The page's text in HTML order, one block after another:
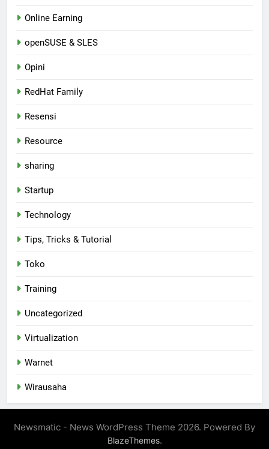
Online Earning
openSUSE & SLES
Opini
RedHat Family
Resensi
Resource
sharing
Startup
Technology
Tips, Tricks & Tutorial
Toko
Training
Uncategorized
Virtualization
Warnet
Wirausaha
Newsmatic - News WordPress Theme 2026. Powered By
BlazeThemes.